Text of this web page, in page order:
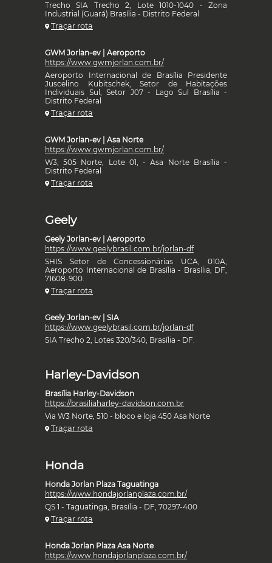
Trecho SIA Trecho 2, Lote 1010-1040 - Zona
Industrial (Guará) Brasília - Distrito Federal
Traçar rota
GWM Jorlan-ev | Aeroporto
https://www.gwmjorlan.com.br/
Aeroporto Internacional de Brasília Presidente
Juscelino Kubitschek, Setor de Habitações
Individuais Sul, Setor J07 - Lago Sul Brasília -
Distrito Federal
Traçar rota
GWM Jorlan-ev | Asa Norte
https://www.gwmjorlan.com.br/
W3, 505 Norte, Lote 01, - Asa Norte Brasília -
Distrito Federal
Traçar rota
Geely
Geely Jorlan-ev | Aeroporto
https://www.geelybrasil.com.br/jorlan-df
SHIS Setor de Concessionárias UCA, 010A,
Aeroporto Internacional de Brasília - Brasília, DF,
71608-900.
Traçar rota
Geely Jorlan-ev | SIA
https://www.geelybrasil.com.br/jorlan-df
SIA Trecho 2, Lotes 320/340, Brasília - DF.
Harley-Davidson
Brasília Harley-Davidson
https://brasiliaharley-davidson.com.br
Via W3 Norte, 510 - bloco e loja 450 Asa Norte
Traçar rota
Honda
Honda Jorlan Plaza Taguatinga
https://www.hondajorlanplaza.com.br/
QS 1 - Taguatinga, Brasília - DF, 70297-400
Traçar rota
Honda Jorlan Plaza Asa Norte
https://www.hondajorlanplaza.com.br/